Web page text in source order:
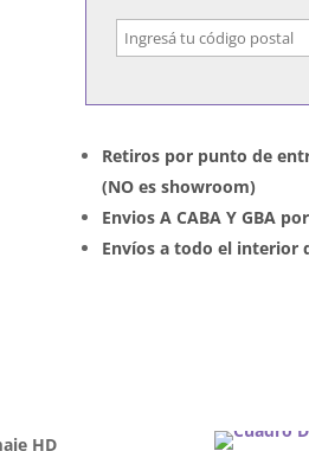
Retiros por punto de
(NO es showroom)
Envios A CABA Y GBA
Envíos a todo el interior
HD